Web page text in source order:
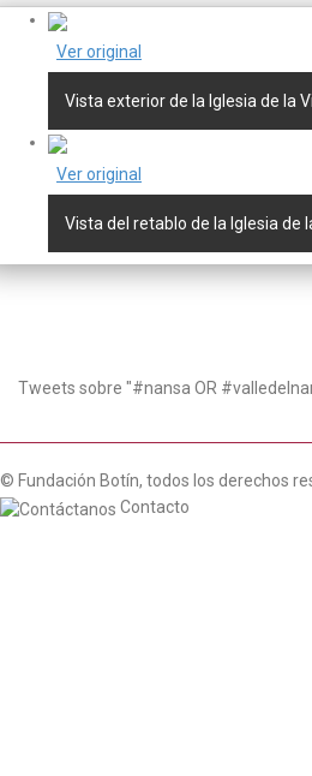
Ver original
Vista exterior de la Iglesia de la
Ver original
Vista del retablo de la Iglesia de
Tweets sobre "#nansa OR
© Fundación Botín, todos los derechos
Contacto